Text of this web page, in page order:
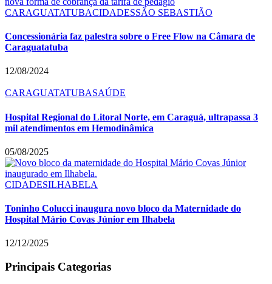
CARAGUATATUBACIDADESSÃO SEBASTIÃO
Concessionária faz palestra sobre o Free Flow na Câmara de
Caraguatatuba
12/08/2024
CARAGUATATUBASAÚDE
Hospital Regional do Litoral Norte, em Caraguá, ultrapassa 3
mil atendimentos em Hemodinâmica
05/08/2025
CIDADESILHABELA
Toninho Colucci inaugura novo bloco da Maternidade do
Hospital Mário Covas Júnior em Ilhabela
12/12/2025
Principais Categorias